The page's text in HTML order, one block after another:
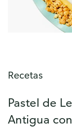
Recetas
Pastel de
Antigua